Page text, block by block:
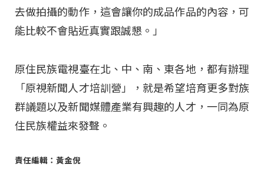
去做拍攝的動作，這會讓你的成品作品的內容，可
能比較不會貼近真實跟誠懇。」
原住民族電視臺在北、中、南、東各地，都有辦理
「原視新聞人才培訓營」，就是希望培育更多對族
群議題以及新聞媒體產業有興趣的人才，一同為原
住民族權益來發聲。
責任編輯：黃金倪